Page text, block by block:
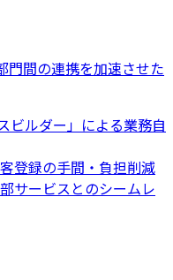
門間の連携を加速させた
ビルダー」による業務自
登録の手間・負担削減
サービスとのシームレ